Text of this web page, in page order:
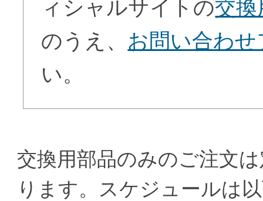
ィシャルサイトの交
のうえ、 お問い合わ
い。
交換用部品のみのご注文
ります。スケジュールは